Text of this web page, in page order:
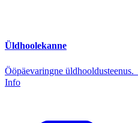
Üldhoolekanne
Ööpäevaringne üldhooldusteenus.
Info